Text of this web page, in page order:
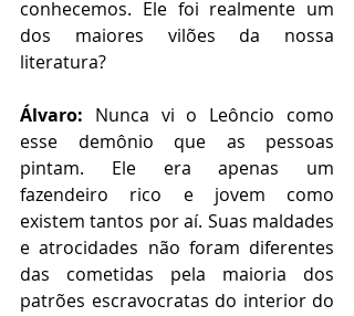
conhecemos. Ele foi realmente um
dos maiores vilões da nossa
literatura?
Álvaro: Nunca vi o Leôncio como
esse demônio que as pessoas
pintam. Ele era apenas um
fazendeiro rico e jovem como
existem tantos por aí. Suas maldades
e atrocidades não foram diferentes
das cometidas pela maioria dos
patrões escravocratas do interior do